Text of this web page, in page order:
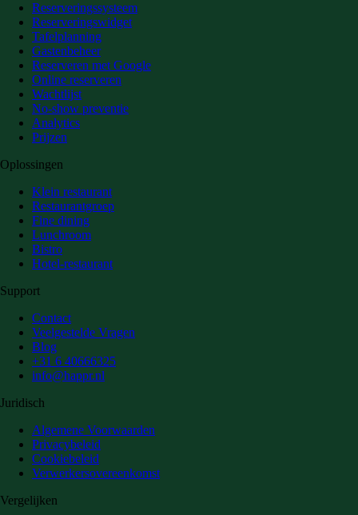
Reserveringssysteem
Reserveringswidget
Tafelplanning
Gastenbeheer
Reserveren met Google
Online reserveren
Wachtlijst
No-show preventie
Analytics
Prijzen
Oplossingen
Klein restaurant
Restaurantgroep
Fine dining
Lunchroom
Bistro
Hotel-restaurant
Support
Contact
Veelgestelde Vragen
Blog
+31 6 40666325
info@happr.nl
Juridisch
Algemene Voorwaarden
Privacybeleid
Cookiebeleid
Verwerkersovereenkomst
Vergelijken